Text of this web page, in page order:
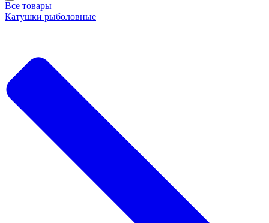
Все товары
Катушки рыболовные